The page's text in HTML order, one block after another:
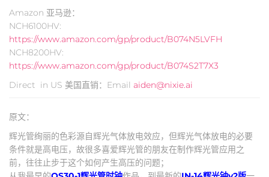
Amazon 亚马逊：
NCH6100HV:
https://www.amazon.com/gp/product/B074N5LVFH
NCH8200HV:
https://www.amazon.com/gp/product/B074S2T7X3
Direct in US 美国直销：Email aiden@nixie.ai
原文：
辉光管绚丽的色彩源自辉光气体放电效应，但辉光气体放电的必要
条件就是高电压，故很多喜爱辉光管的朋友在制作辉光管应用之
前，往往止步于这个如何产生高压的问题；